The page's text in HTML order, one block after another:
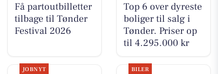
Få partoutbilletter
tilbage til Tønder
Festival 2026
Top 6 over dyreste
boliger til salg i
Tønder. Priser op
til 4.295.000 kr
JOBNYT BILER